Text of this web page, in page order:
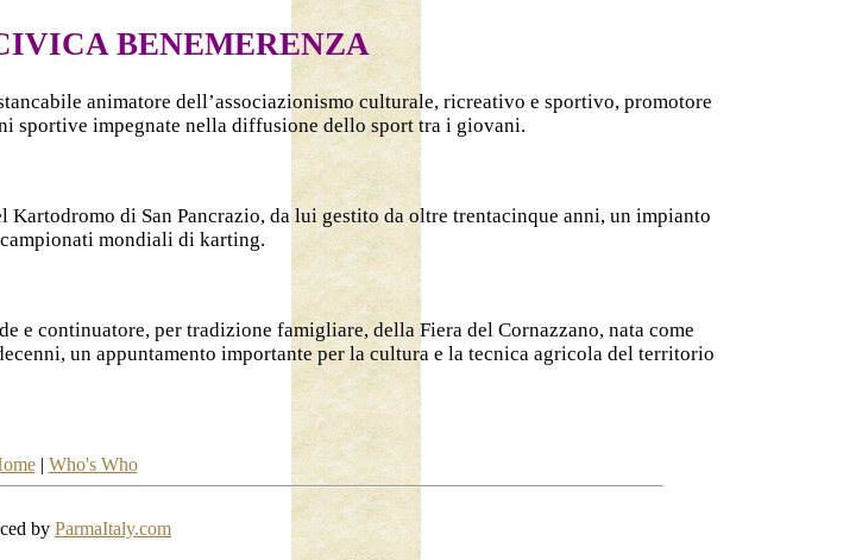
BENEMERENZA
animatore dell’associazionismo culturale, ricreativo e sportivo, promotore
sportive impegnate nella diffusione dello sport tra i giovani.
Kartodromo di San Pancrazio, da lui gestito da oltre trentacinque anni, un impianto
mondiali di karting.
e continuatore, per tradizione famigliare, della Fiera del Cornazzano, nata come
un appuntamento importante per la cultura e la tecnica agricola del territorio
| Who's Who
by ParmaItaly.com